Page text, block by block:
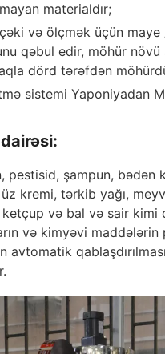
materialdır;
çəki və ölçmək üçün
qəbul edir, möhür növü
dörd tərəfdən
sistemi Yaponiyadan
pestisid, şampun, bədən
kremi, tərkib yağı,
və bal və sair kimi
və kimyəvi maddələrin
avtomatik